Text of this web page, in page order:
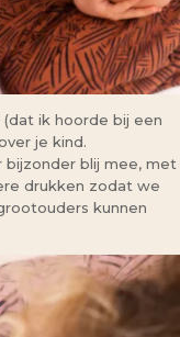
ik hoorde bij een
je kind.
blij mee, met
drukken zodat we
kunnen